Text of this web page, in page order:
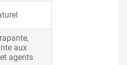
aux
agents